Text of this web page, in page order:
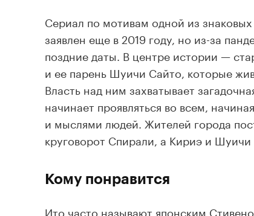
Сериал по мотивам одной из
заявлен еще в 2019 году, но из-за
поздние даты. В центре истории —
и ее парень Шуичи Сайто, которые
Власть над ним захватывает
начинает проявляться во всем,
и мыслями людей. Жителей города
круговорот Спирали, а Кириэ и
Кому понравится
Ито часто называют японским